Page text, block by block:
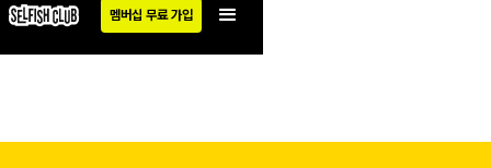
멤버십 무료 가입